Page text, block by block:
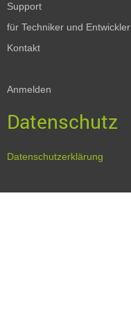
Support
für Techniker und Entwickler
Kontakt
Anmelden
Datenschutz
Datenschutzerklärung